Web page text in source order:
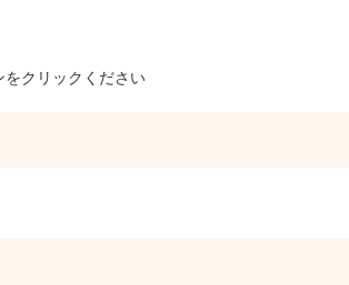
をクリックください